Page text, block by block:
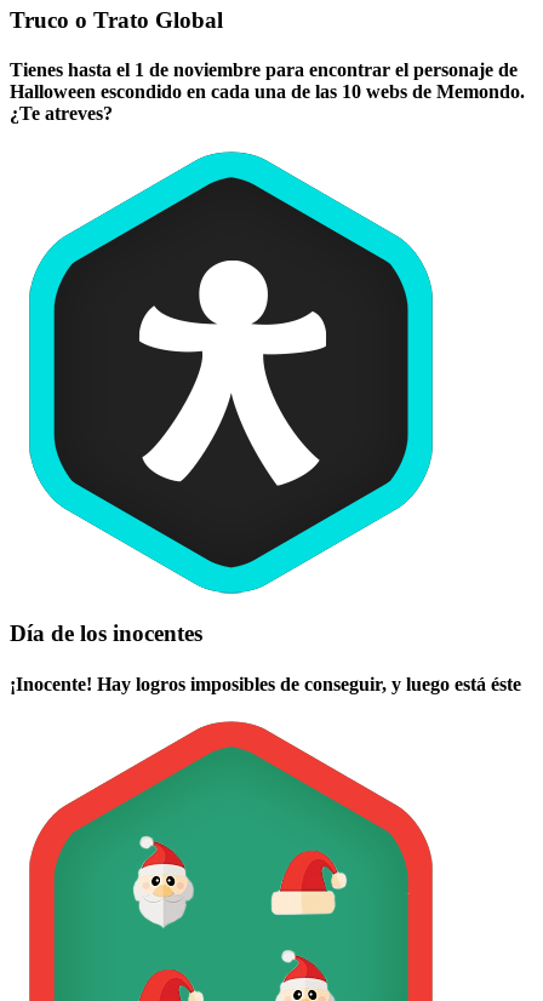
Truco o Trato Global
Tienes hasta el 1 de noviembre para encontrar el personaje de
Halloween escondido en cada una de las 10 webs de Memondo.
¿Te atreves?
Día de los inocentes
¡Inocente! Hay logros imposibles de conseguir, y luego está éste